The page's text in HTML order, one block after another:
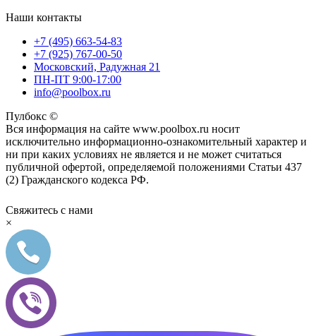
Наши контакты
+7 (495) 663-54-83
+7 (925) 767-00-50
Московский, Радужная 21
ПН-ПТ 9:00-17:00
info@poolbox.ru
Пулбокс ©
Вся информация на сайте www.poolbox.ru носит
исключительно информационно-ознакомительный характер и
ни при каких условиях не является и не может считаться
публичной офертой, определяемой положениями Статьи 437
(2) Гражданского кодекса РФ.
Свяжитесь с нами
×